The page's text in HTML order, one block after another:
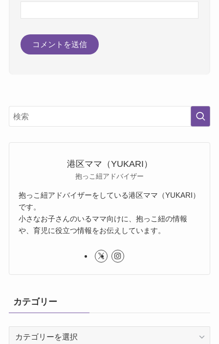
港区ママ（YUKARI）
抱っこ紐アドバイザー
抱っこ紐アドバイザーをしている港区ママ（YUKARI）
です。
小さなお子さんのいるママ向けに、抱っこ紐の情報
や、育児に役立つ情報をお伝えしています。
カテゴリー